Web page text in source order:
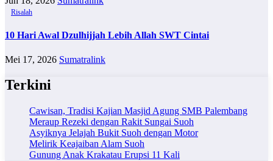
Risalah
10 Hari Awal Dzulhijjah Lebih Allah SWT Cintai
Mei 17, 2026 Sumatralink
Terkini
Cawisan, Tradisi Kajian Masjid Agung SMB Palembang
Meraup Rezeki dengan Rakit Sungai Suoh
Asyiknya Jelajah Bukit Suoh dengan Motor
Melirik Keajaiban Alam Suoh
Gunung Anak Krakatau Erupsi 11 Kali